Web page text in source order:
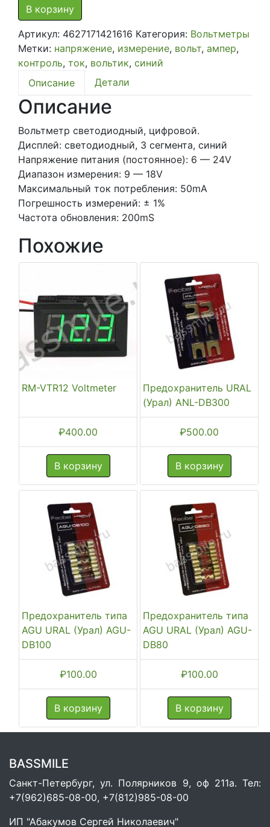
Вольтметр
AURA
ZWE-
V02B
В корзину
Артикул: 4627171421616 Категория: Вольтметры
Метки: напряжение, измерение, вольт, ампер,
контроль, ток, вольтик, синий
Описание
Детали
Описание
Вольтметр светодиодный, цифровой.
Дисплей: светодиодный, 3 сегмента, синий
Напряжение питания (постоянное): 6 — 24V
Диапазон измерения: 9 — 18V
Максимальный ток потребления: 50mA
Погрешность измерений: ± 1%
Частота обновления: 200mS
Похожие
RM-VTR12 Voltmeter
₽400.00
В корзину
Предохранитель URAL
(Урал) ANL-DB300
₽500.00
В корзину
Предохранитель типа
AGU URAL (Урал) AGU-
DB100
₽100.00
В корзину
Предохранитель типа
AGU URAL (Урал) AGU-
DB80
₽100.00
В корзину
BASSMILE
Санкт-Петербург, ул. Полярников 9, оф 211а. Тел:
+7(962)685-08-00, +7(812)985-08-00
ИП "Абакумов Сергей Николаевич"